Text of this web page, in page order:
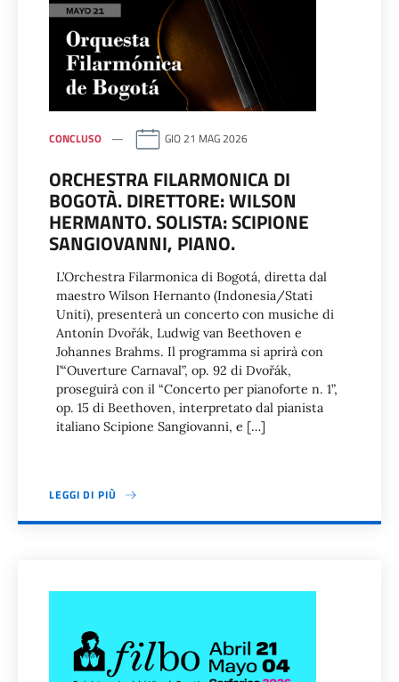
CONCLUSO GIO 21 MAG 2026
ORCHESTRA FILARMONICA DI
BOGOTÀ. DIRETTORE: WILSON
HERMANTO. SOLISTA: SCIPIONE
SANGIOVANNI, PIANO.
L’Orchestra Filarmonica di Bogotá, diretta dal
maestro Wilson Hernanto (Indonesia/Stati
Uniti), presenterà un concerto con musiche di
Antonín Dvořák, Ludwig van Beethoven e
Johannes Brahms. Il programma si aprirà con
l’“Ouverture Carnaval”, op. 92 di Dvořák,
proseguirà con il “Concerto per pianoforte n. 1”,
op. 15 di Beethoven, interpretato dal pianista
italiano Scipione Sangiovanni, e […]
LEGGI DI PIÙ